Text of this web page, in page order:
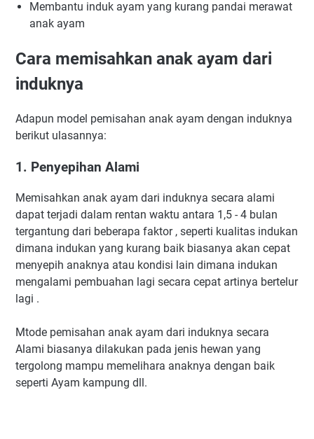
Membantu induk ayam yang kurang pandai merawat
anak ayam
Cara memisahkan anak ayam dari
induknya
Adapun model pemisahan anak ayam dengan induknya
berikut ulasannya:
1. Penyepihan Alami
Memisahkan anak ayam dari induknya secara alami
dapat terjadi dalam rentan waktu antara 1,5 - 4 bulan
tergantung dari beberapa faktor , seperti kualitas indukan
dimana indukan yang kurang baik biasanya akan cepat
menyepih anaknya atau kondisi lain dimana indukan
mengalami pembuahan lagi secara cepat artinya bertelur
lagi .
Mtode pemisahan anak ayam dari induknya secara
Alami biasanya dilakukan pada jenis hewan yang
tergolong mampu memelihara anaknya dengan baik
seperti Ayam kampung dll.